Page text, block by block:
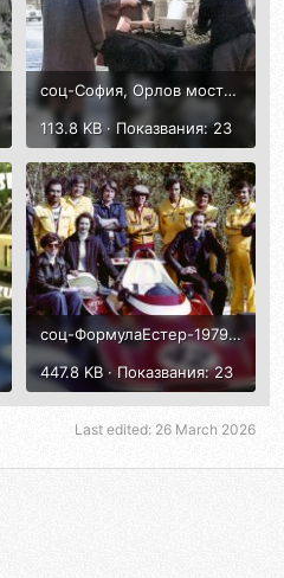
соц-София, Орлов мост-1965-Бенц.jpg
113.8 KB · Показвания: 23
соц-ФормулаЕстер-1979-Б.Дунев-ФормулаЕстер.jpg
447.8 KB · Показвания: 23
Last edited: 26 March 2026